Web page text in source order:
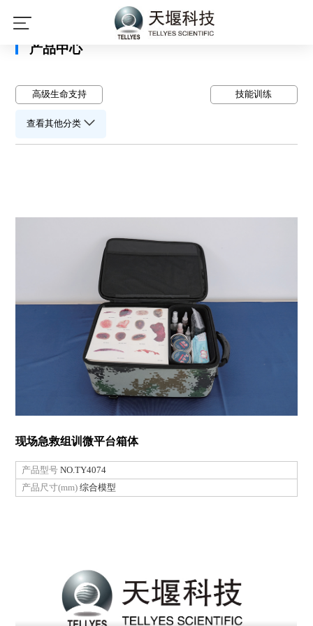
产品中心
高级生命支持 技能训练
查看其他分类
现场急救组训微平台箱体
产品型号 NO.TY4074
产品尺寸(mm) 综合模型